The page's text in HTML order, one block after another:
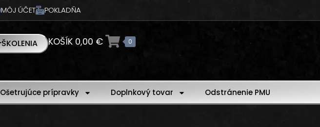
MÔJ ÚČET POKLADŇA
ŠKOLENIA KOŠÍK 0,00 € 0
Ošetrujúce prípravky Doplnkový tovar Odstránenie PMU